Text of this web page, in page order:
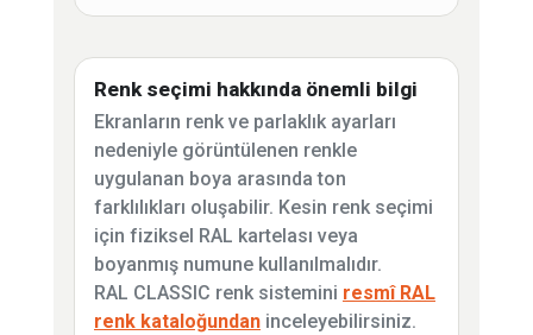
Renk seçimi hakkında önemli bilgi
Ekranların renk ve parlaklık ayarları
nedeniyle görüntülenen renkle
uygulanan boya arasında ton
farklılıkları oluşabilir. Kesin renk seçimi
için fiziksel RAL kartelası veya
boyanmış numune kullanılmalıdır.
RAL CLASSIC renk sistemini resmî RAL
renk kataloğundan inceleyebilirsiniz.